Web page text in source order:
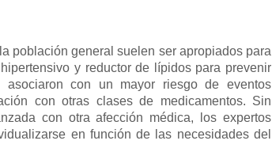
población general suelen ser apropiados para
y reductor de lípidos para prevenir
con un mayor riesgo de eventos
con otras clases de medicamentos. Sin
con otra afección médica, los expertos
en función de las necesidades del